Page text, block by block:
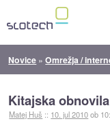
Novice »Omrežja /
Kitajska
Matej Huš :: 10. jul 2010ob